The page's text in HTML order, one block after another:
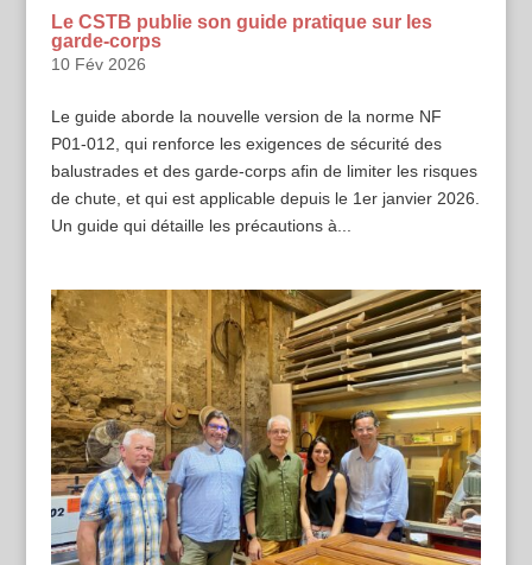
Le CSTB publie son guide pratique sur les
garde-corps
10 Fév 2026
Le guide aborde la nouvelle version de la norme NF
P01-012, qui renforce les exigences de sécurité des
balustrades et des garde-corps afin de limiter les risques
de chute, et qui est applicable depuis le 1er janvier 2026.
Un guide qui détaille les précautions à...